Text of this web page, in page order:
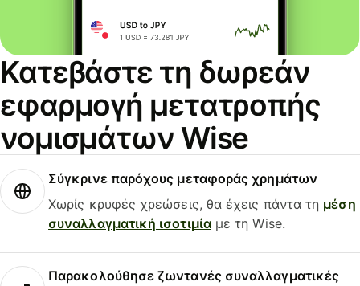
Κατεβάστε τη δωρεάν
εφαρμογή μετατροπής
νομισμάτων Wise
Σύγκρινε παρόχους μεταφοράς χρημάτων
Χωρίς κρυφές χρεώσεις, θα έχεις πάντα τη μέση
συναλλαγματική ισοτιμίαμε τη Wise.
Παρακολούθησε ζωντανές συναλλαγματικές